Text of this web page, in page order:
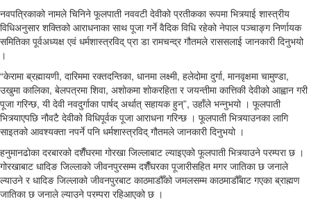
नवपत्रिकाको नामले चिनिने फूलपाती नववटी देवीको प्रतीकका रूपमा भित्र्याई शास्त्रीय
विधिअनुसार शक्तिको आराधनाका साथ पूजा गर्ने वैदिक विधि रहेको नेपाल पञ्चाङ्ग निर्णायक
समितिका पूर्वअध्यक्ष एवं धर्मशास्त्रविद् प्रा डा रामचन्द्र गौतमले राससलाई जानकारी दिनुभयो
।
“केरामा ब्रह्मायणी, दारिममा रक्तदन्तिका, धानमा लक्ष्मी, हलेदोमा दुर्गा, मानवृक्षमा चामुण्डा,
उखुमा कालिका, बेलपत्रमा शिवा, अशोकमा शोकरहिता र जयन्तीमा कात्तिकी देवीको आह्वान गरी
पूजा गरिन्छ, यी देवी नवदुर्गाका पार्षद् अर्थात् सहायक हुन्”, उहाँले भन्नुभयो । फूलपाती
भित्र्याएपछि नौवटै देवीको विधिपूर्वक पूजा आराधना गरिन्छ । फूलपाती भित्र्याउनका लागि
साइतको आवश्यक्ता नपर्ने पनि धर्मशास्त्रविद् गौतमले जानकारी दिनुभयो ।
हनुमानढोका दरबारको दशैँघरमा गोरखा जिल्लाबाट ल्याइएको फूलपाती भित्र्याउने परम्परा छ ।
गोरखाबाट धादिङ जिल्लाको जीवनपुरसम्म दशैँघरका पूजारीसहित मगर जातिका छ जनाले
ल्याउने र धादिङ जिल्लाको जीवनपुरबाट काठमाडौँको जमलसम्म काठमाडौँबाट गएका ब्राह्मण
जातिका छ जनाले ल्याउने परम्परा रहिआएको छ ।